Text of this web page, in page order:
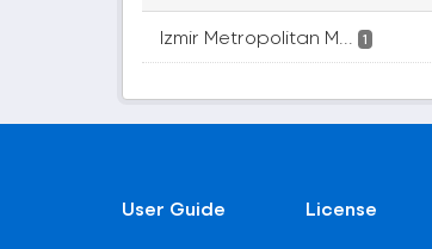
Izmir Metropolitan M... 1
User Guide License